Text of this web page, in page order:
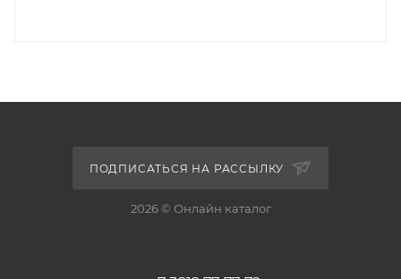
ПОДПИСАТЬСЯ НА РАССЫЛКУ
2026 © Онлайн каталог